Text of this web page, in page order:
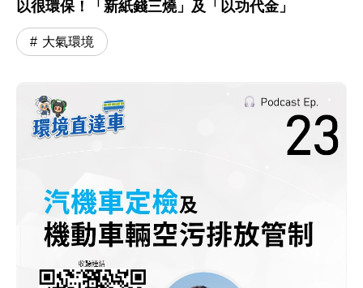
以很環保！「新紙錢三燒」及「以功代金」
大氣環境